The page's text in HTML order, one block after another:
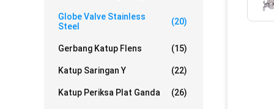
Globe Valve Stainless
Steel
(20)
Gerbang Katup Flens (15)
Katup Saringan Y (22)
Katup Periksa Plat Ganda (26)